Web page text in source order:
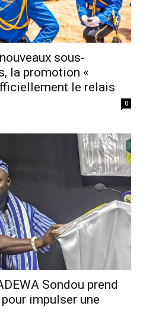
sous-
la promotion «
le relais
0
Sondou prend
pour impulser une